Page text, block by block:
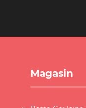
Magasin